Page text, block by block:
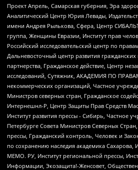
Проект Апрель, Самарская губерния, Эра
Аналитический Центр Юрия Левады,
имени Андрея Рылькова, Сфера, Центр
группа, Женщины Евразии, Институт прав
Российский исследовательский центр по
Дальневосточный центр развития
партнерства, Гражданское действие, Центр
исследований, Сутяжник, АКАДЕМИЯ ПО
некоммерческих организаций, Частное
Министров северных стран, Гражданское
Интернешнл-Р, Центр Защиты Прав Средств
Институт развития прессы - Сибирь, Частное
Петербурге Совета Министров Северных
прессы, Гражданский контроль, Человек и
по сохранению наследия академика Сахарова,
МЕМО. РУ, Институт региональной прессы,
Информации, Экозащита!-Женсовет,